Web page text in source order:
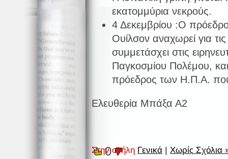
εκατομμύρια νεκρούς.
4 Δεκεμβρίου :Ο
Ουίλσον αναχωρεί για
συμμετάσχει στις
Παγκοσμίου Πολέμου,
πρόεδρος των Η.Π.Α.
Ελευθερία Μπάξα Α2
Στην στήλη Γενικά | Χωρίς Σχόλια
0